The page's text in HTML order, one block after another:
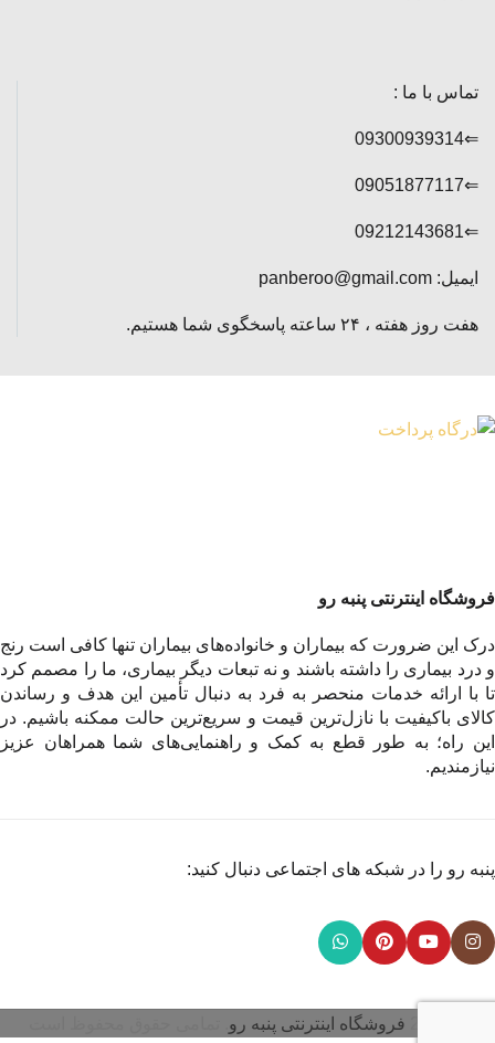
تماس با ما :
⇐09300939314
⇐09051877117
⇐09212143681
ایمیل: panberoo@gmail.com
هفت روز هفته ، ۲۴ ساعته پاسخگوی شما هستیم.
فروشگاه اینترنتی پنبه رو
درک این ضرورت که بیماران و خانواده‌های بیماران تنها کافی است رنج
و درد بیماری را داشته باشند و نه تبعات دیگر بیماری، ما را مصمم کرد
تا با ارائه خدمات منحصر به فرد به دنبال تأمین این هدف و رساندن
کالای باکیفیت با نازل‌ترین قیمت و سریع‌ترین حالت ممکنه باشیم. در
این راه؛ به طور قطع به کمک و راهنمایی‌های شما همراهان عزیز
نیازمندیم.
پنبه رو را در شبکه های اجتماعی دنبال کنید:
فروشگاه اینترنتی پنبه رو